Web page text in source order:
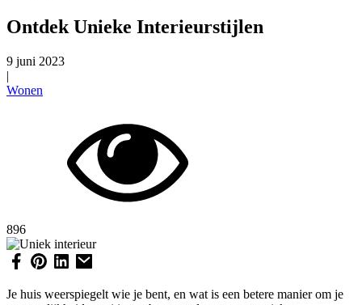
Ontdek Unieke Interieurstijlen
9 juni 2023
|
Wonen
896
Je huis weerspiegelt wie je bent, en wat is een betere manier om je